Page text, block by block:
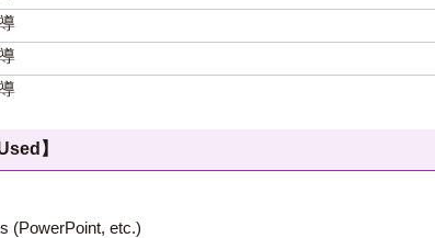
】
(PowerPoint, etc.)